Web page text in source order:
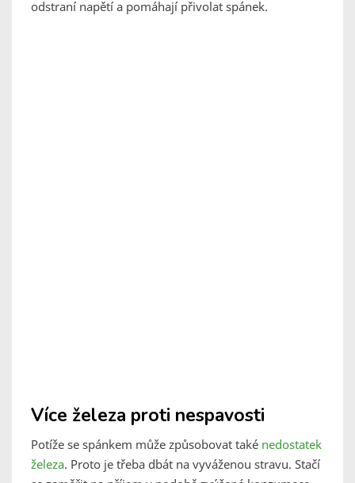
odstraní napětí a pomáhají přivolat spánek.
Více železa proti nespavosti
Potíže se spánkem může způsobovat také nedostatek
železa. Proto je třeba dbát na vyváženou stravu. Stačí